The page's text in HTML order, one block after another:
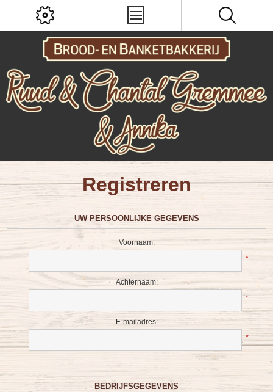
Registreren
UW PERSOONLIJKE GEGEVENS
Voornaam:
*
Achternaam:
*
E-mailadres:
*
BEDRIJFSGEGEVENS